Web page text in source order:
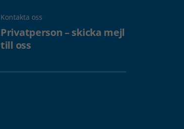
Kontakta oss
Privatperson – skicka mejl
till oss